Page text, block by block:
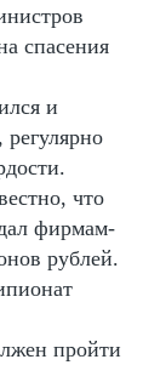
спасения
и
что
фирмам-
рублей.
пройти